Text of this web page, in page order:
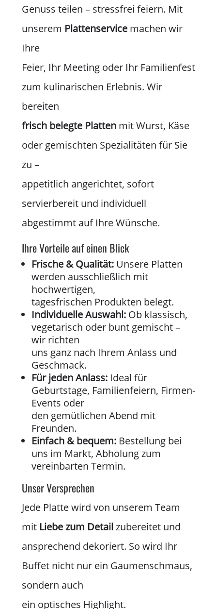
Genuss teilen – stressfrei feiern. Mit
unserem Plattenservicemachen wir
Ihre
Feier, Ihr Meeting oder Ihr Familienfest
zum kulinarischen Erlebnis. Wir
bereiten
frisch belegte Plattenmit Wurst, Käse
oder gemischten Spezialitäten für Sie
zu –
appetitlich angerichtet, sofort
servierbereit und individuell
abgestimmt auf Ihre Wünsche.
Ihre Vorteile auf einen Blick
Frische & Qualität:Unsere Platten
werden ausschließlich mit
hochwertigen,
tagesfrischen Produkten belegt.
Individuelle Auswahl:Ob klassisch,
vegetarisch oder bunt gemischt –
wir richten
uns ganz nach Ihrem Anlass und
Geschmack.
Für jeden Anlass:Ideal für
Geburtstage, Familienfeiern, Firmen-
Events oder
den gemütlichen Abend mit
Freunden.
Einfach & bequem:Bestellung bei
uns im Markt, Abholung zum
vereinbarten Termin.
Unser Versprechen
Jede Platte wird von unserem Team
mit Liebe zum Detailzubereitet und
ansprechend dekoriert. So wird Ihr
Buffet nicht nur ein Gaumenschmaus,
sondern auch
ein optisches Highlight.